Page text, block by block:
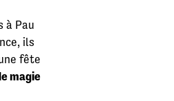
à Pau
ils
fête
magie